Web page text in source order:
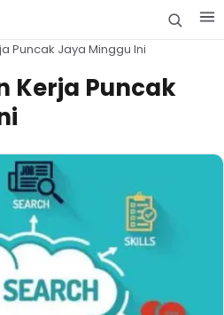
Puncak Jaya Minggu Ini
Kerja Puncak